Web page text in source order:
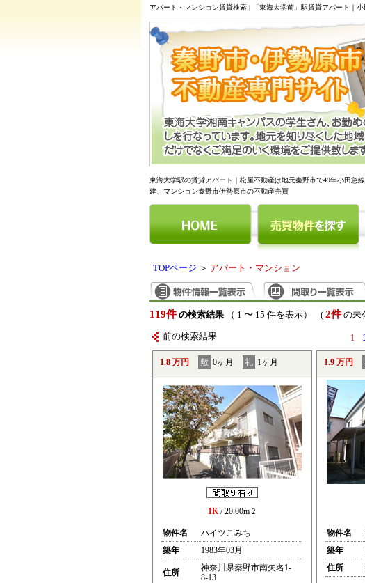
アパート・マンション賃貸検索 | 「東海大学前」駅賃貸アパート｜
東海大学駅の賃貸アパート｜松屋不動産は地元秦野市で49年小田急
建、マンション秦野市伊勢原市の不動産売買
TOPページ ＞ アパート・マンション
119件 の検索結果（ 1 〜 15 件を表示） ( 2件の未
前の検索結果 1
1.8 万円 敷 0ヶ月 礼 1ヶ月
1K/ 20.00m 2
物件名
ハイツこみち
築年
1983年03月
住所
神奈川県秦野市南矢名1-
8-13
1.9 万円
物件名
築年
住所